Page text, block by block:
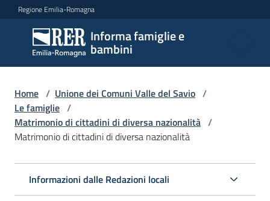
Vai al contenuto
Vai alla navigazione
Vai al footer
Regione Emilia-Romagna
Informa famiglie e
bambini
Informa
famiglie
e
bambini
Argomenti
Servizi
Home / Unione dei Comuni Valle del Savio /
Le famiglie /
Matrimonio di cittadini di diversa nazionalità /
Matrimonio di cittadini di diversa nazionalità
Informazioni dalle Redazioni locali